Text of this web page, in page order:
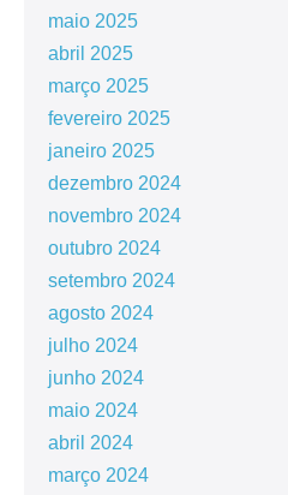
maio 2025
abril 2025
março 2025
fevereiro 2025
janeiro 2025
dezembro 2024
novembro 2024
outubro 2024
setembro 2024
agosto 2024
julho 2024
junho 2024
maio 2024
abril 2024
março 2024